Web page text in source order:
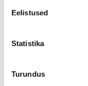
Eelistused
Statistika
Turundus